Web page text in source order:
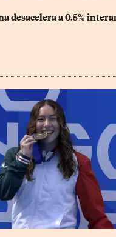
desacelera a 0.5%